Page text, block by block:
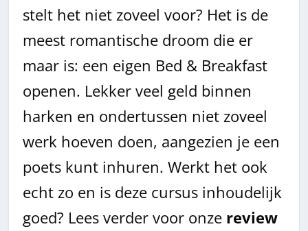
stelt het niet zoveel voor? Het is de
meest romantische droom die er
maar is: een eigen Bed & Breakfast
openen. Lekker veel geld binnen
harken en ondertussen niet zoveel
werk hoeven doen, aangezien je een
poets kunt inhuren. Werkt het ook
echt zo en is deze cursus inhoudelijk
goed? Lees verder voor onze review